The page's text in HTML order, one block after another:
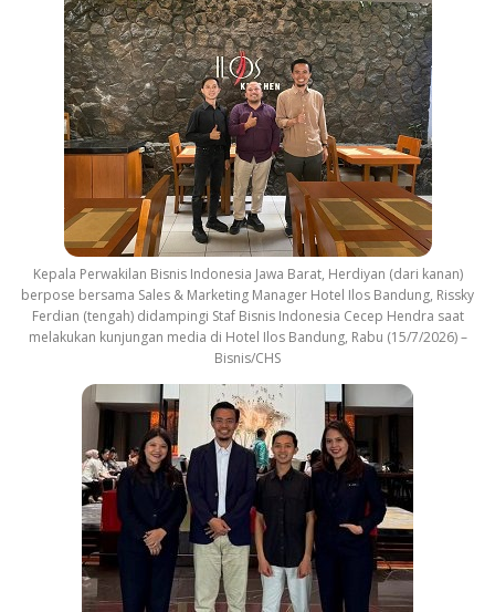
Kepala Perwakilan Bisnis Indonesia Jawa Barat, Herdiyan (dari kanan)
berpose bersama Sales & Marketing Manager Hotel Ilos Bandung, Rissky
Ferdian (tengah) didampingi Staf Bisnis Indonesia Cecep Hendra saat
melakukan kunjungan media di Hotel Ilos Bandung, Rabu (15/7/2026) –
Bisnis/CHS